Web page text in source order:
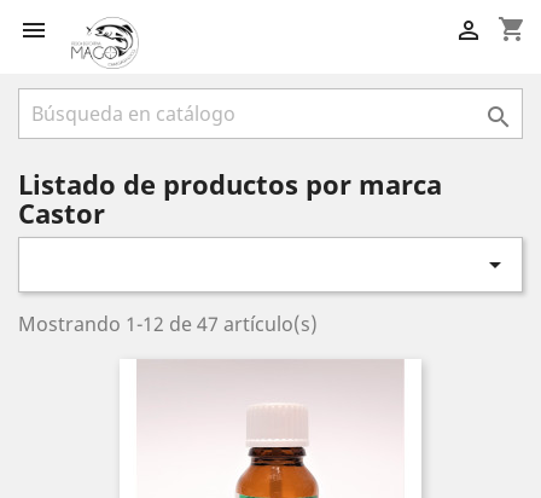
 shopping_cart


Listado de productos por marca
Castor

Mostrando 1-12 de 47 artículo(s)